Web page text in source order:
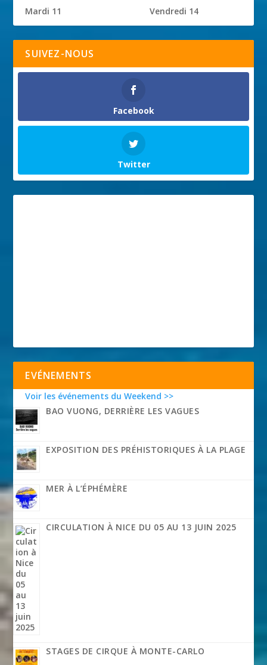
Mardi 11 Vendredi 14
SUIVEZ-NOUS
Facebook
Twitter
EVÉNEMENTS
Voir les événements du Weekend >>
BAO VUONG, DERRIÈRE LES VAGUES
EXPOSITION DES PRÉHISTORIQUES À LA PLAGE
MER À L’ÉPHÉMÈRE
CIRCULATION À NICE DU 05 AU 13 JUIN 2025
STAGES DE CIRQUE À MONTE-CARLO